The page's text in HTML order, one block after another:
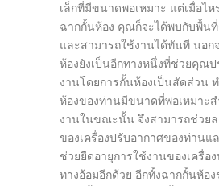
เล็กที่มีขนาดพอเหมาะ แต่เมื่อไ
ฉากกั้นห้อง คุณก็จะได้พบกับพื้นที่
และสามารถใช้งานได้ทันที นอก
ห้องยังเป็นอีกทางหนึ่งที่ช่วยคุณป
งานโดยการกั้นห้องเป็นสัดส่วน
ห้องของท่านมีขนาดที่พอเหมาะส
งานในขณะนั้น จึงสามารถช่วยล
ของเครื่องปรับอากาศของท่านแ
ช่วยยืดอายุการใช้งานของเครื่อ
ทางอ้อมอีกด้วย อีกทั้งฉากกั้นห้อง